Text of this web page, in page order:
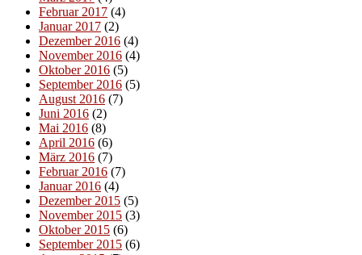
Februar 2017 (4)
Januar 2017 (2)
Dezember 2016 (4)
November 2016 (4)
Oktober 2016 (5)
September 2016 (5)
August 2016 (7)
Juni 2016 (2)
Mai 2016 (8)
April 2016 (6)
März 2016 (7)
Februar 2016 (7)
Januar 2016 (4)
Dezember 2015 (5)
November 2015 (3)
Oktober 2015 (6)
September 2015 (6)